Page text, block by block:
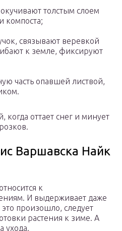
толстым слоем
компоста;
связывают веревкой
к земле, фиксируют
часть опавшей листвой,
оттает снег и минует
Варшавска Найк
к
И выдерживает даже
произошло, следует
растения к зиме. А
ухода.